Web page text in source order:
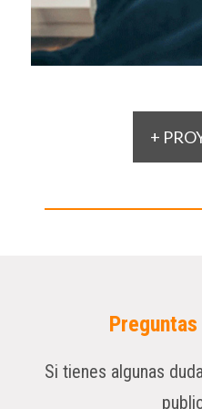
+
Si tienes algunas